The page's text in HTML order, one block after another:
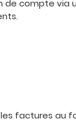
compte via
factures au